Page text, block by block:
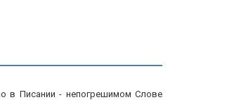
в Писании - непогрешимом Слове